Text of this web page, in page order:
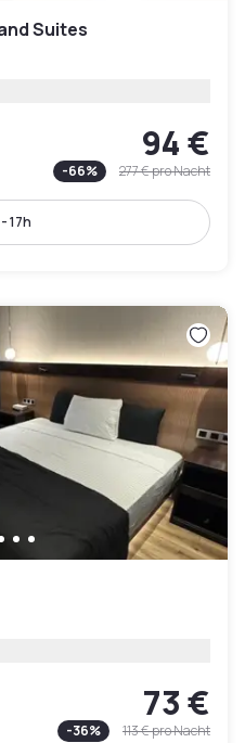
Suites
94 €
-66% 277 €pro Nacht
17h
73 €
-36% 113 €pro Nacht